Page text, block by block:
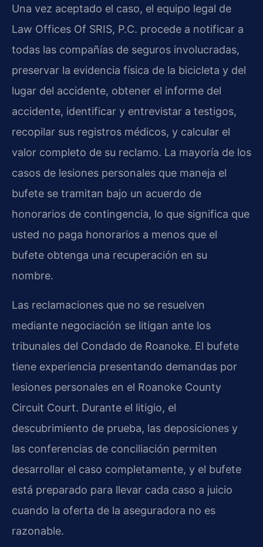
Una vez aceptado el caso, el equipo legal de
Law Offices Of SRIS, P.C. procede a notificar a
todas las compañías de seguros involucradas,
preservar la evidencia física de la bicicleta y del
lugar del accidente, obtener el informe del
accidente, identificar y entrevistar a testigos,
recopilar sus registros médicos, y calcular el
valor completo de su reclamo. La mayoría de los
casos de lesiones personales que maneja el
bufete se tramitan bajo un acuerdo de
honorarios de contingencia, lo que significa que
usted no paga honorarios a menos que el
bufete obtenga una recuperación en su
nombre.
Las reclamaciones que no se resuelven
mediante negociación se litigan ante los
tribunales del Condado de Roanoke. El bufete
tiene experiencia presentando demandas por
lesiones personales en el Roanoke County
Circuit Court. Durante el litigio, el
descubrimiento de prueba, las deposiciones y
las conferencias de conciliación permiten
desarrollar el caso completamente, y el bufete
está preparado para llevar cada caso a juicio
cuando la oferta de la aseguradora no es
razonable.